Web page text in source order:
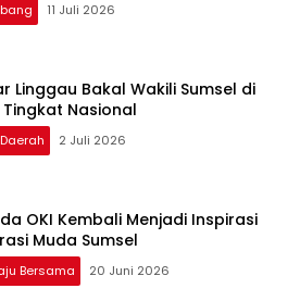
11 Juli 2026
Linggau Bakal Wakili Sumsel di
Tingkat Nasional
2 Juli 2026
OKI Kembali Menjadi Inspirasi
Muda Sumsel
Bersama 20 Juni 2026